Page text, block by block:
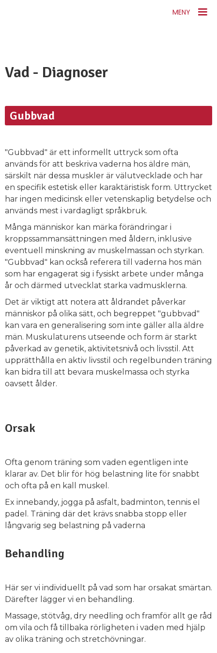
MENY
Vad - Diagnoser
Gubbvad
"Gubbvad" är ett informellt uttryck som ofta
används för att beskriva vaderna hos äldre män,
särskilt när dessa muskler är välutvecklade och har
en specifik estetisk eller karaktäristisk form. Uttrycket
har ingen medicinsk eller vetenskaplig betydelse och
används mest i vardagligt språkbruk.
Många människor kan märka förändringar i
kroppssammansättningen med åldern, inklusive
eventuell minskning av muskelmassan och styrkan.
"Gubbvad" kan också referera till vaderna hos män
som har engagerat sig i fysiskt arbete under många
år och därmed utvecklat starka vadmusklerna.
Det är viktigt att notera att åldrandet påverkar
människor på olika sätt, och begreppet "gubbvad"
kan vara en generalisering som inte gäller alla äldre
män. Muskulaturens utseende och form är starkt
påverkad av genetik, aktivitetsnivå och livsstil. Att
upprätthålla en aktiv livsstil och regelbunden träning
kan bidra till att bevara muskelmassa och styrka
oavsett ålder.
Orsak
Ofta genom träning som vaden egentligen inte
klarar av. Det blir för hög belastning lite för snabbt
och ofta på en kall muskel.
Ex innebandy, jogga på asfalt, badminton, tennis el
padel. Träning där det krävs snabba stopp eller
långvarig seg belastning på vaderna
Behandling
Här ser vi individuellt på vad som har orsakat smärtan.
Därefter lägger vi en behandling.
Massage, stötvåg, dry needling och framför allt ge råd
om vila och få tillbaka rörligheten i vaden med hjälp
av olika träning och stretchövningar.